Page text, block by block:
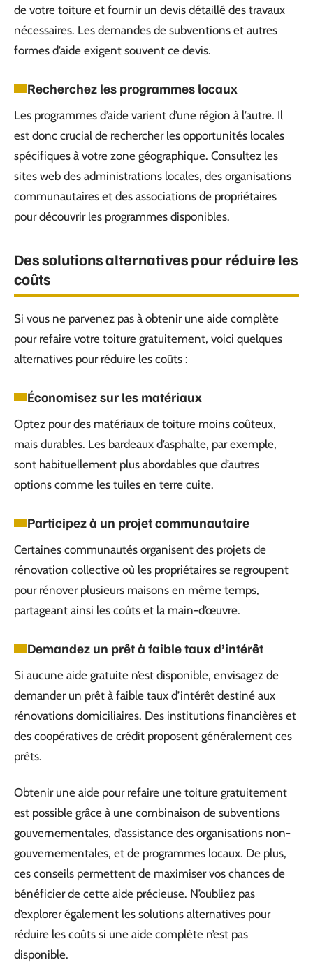
de votre toiture et fournir un devis détaillé des travaux
nécessaires. Les demandes de subventions et autres
formes d’aide exigent souvent ce devis.
Recherchez les programmes locaux
Les programmes d’aide varient d’une région à l’autre. Il
est donc crucial de rechercher les opportunités locales
spécifiques à votre zone géographique. Consultez les
sites web des administrations locales, des organisations
communautaires et des associations de propriétaires
pour découvrir les programmes disponibles.
Des solutions alternatives pour réduire les
coûts
Si vous ne parvenez pas à obtenir une aide complète
pour refaire votre toiture gratuitement, voici quelques
alternatives pour réduire les coûts :
Économisez sur les matériaux
Optez pour des matériaux de toiture moins coûteux,
mais durables. Les bardeaux d’asphalte, par exemple,
sont habituellement plus abordables que d’autres
options comme les tuiles en terre cuite.
Participez à un projet communautaire
Certaines communautés organisent des projets de
rénovation collective où les propriétaires se regroupent
pour rénover plusieurs maisons en même temps,
partageant ainsi les coûts et la main-d’œuvre.
Demandez un prêt à faible taux d’intérêt
Si aucune aide gratuite n’est disponible, envisagez de
demander un prêt à faible taux d’intérêt destiné aux
rénovations domiciliaires. Des institutions financières et
des coopératives de crédit proposent généralement ces
prêts.
Obtenir une aide pour refaire une toiture gratuitement
est possible grâce à une combinaison de subventions
gouvernementales, d’assistance des organisations non-
gouvernementales, et de programmes locaux. De plus,
ces conseils permettent de maximiser vos chances de
bénéficier de cette aide précieuse. N’oubliez pas
d’explorer également les solutions alternatives pour
réduire les coûts si une aide complète n’est pas
disponible.